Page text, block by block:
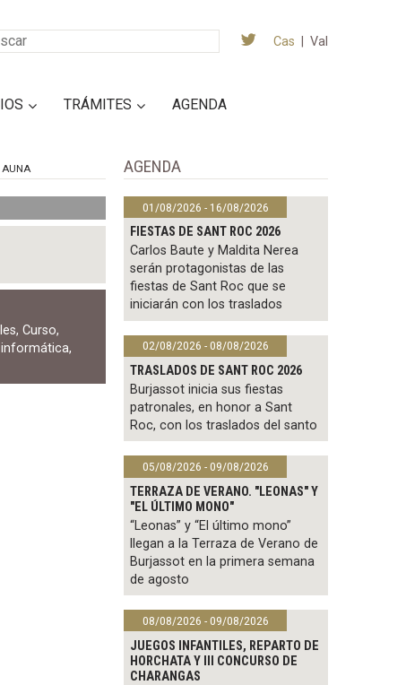
Cas Val
TRÁMITES AGENDA
AUNA
,Curso,
,
AGENDA
01/08/2026 - 16/08/2026
FIESTAS DE SANT ROC 2026
Carlos Baute y Maldita Nerea
serán protagonistas de las
fiestas de Sant Roc que se
iniciarán con los traslados
02/08/2026 - 08/08/2026
TRASLADOS DE SANT ROC 2026
Burjassot inicia sus fiestas
patronales, en honor a Sant
Roc, con los traslados del santo
05/08/2026 - 09/08/2026
TERRAZA DE VERANO. "LEONAS" Y
"EL ÚLTIMO MONO"
“Leonas” y “El último mono”
llegan a la Terraza de Verano de
Burjassot en la primera semana
de agosto
08/08/2026 - 09/08/2026
JUEGOS INFANTILES, REPARTO DE
HORCHATA Y III CONCURSO DE
CHARANGAS